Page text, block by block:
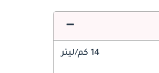
14 كم/ليتر